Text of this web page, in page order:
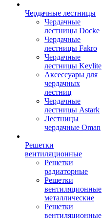
Чердачные лестницы
Чердачные
лестницы Docke
Чердачные
лестницы Fakro
Чердачные
лестницы Keylite
Аксессуары для
чердачных
лестниц
Чердачные
лестницы Astark
Лестницы
чердачные Oman
Решетки
вентиляционные
Решетки
радиаторные
Решетки
вентиляционные
металлические
Решетки
вентиляционные